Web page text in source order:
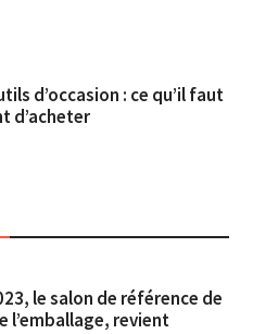
d’occasion : ce qu’il faut
d’acheter
le salon de référence de
l’emballage, revient